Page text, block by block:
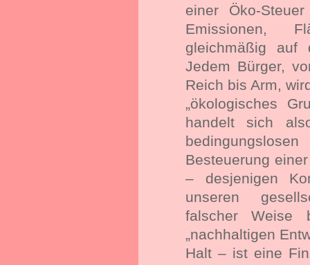
einer Öko-
Emissionen,
gleichmäßig auf
Jedem Bürger,
Reich bis Arm,
„ökologisches
handelt sich
Besteuerung
– desjenigen
unseren
falscher Weise
„nachhaltigen
Halt – ist eine